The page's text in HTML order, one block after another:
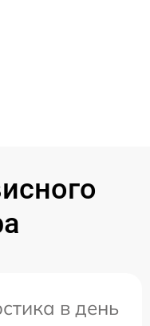
в день